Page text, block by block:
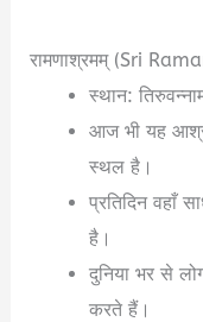
रामणाश्रमम् (Sri
स्थान:
आज भी यह
स्थल है।
प्रतिदिन वहाँ
है।
दुनिया भर से
करते हैं।